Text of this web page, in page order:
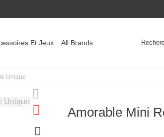
Et Jeux All Brands
Unique
Amorable Mini